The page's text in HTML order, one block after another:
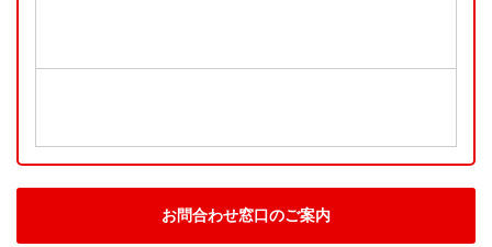
お問合わせ窓口のご案内